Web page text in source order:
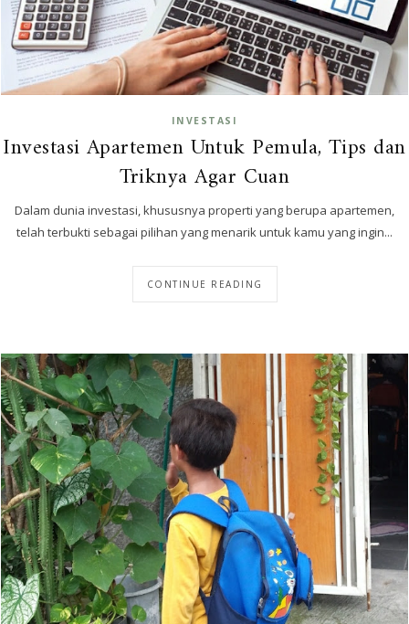
INVESTASI
Investasi Apartemen Untuk Pemula, Tips dan
Triknya Agar Cuan
Dalam dunia investasi, khususnya properti yang berupa apartemen,
telah terbukti sebagai pilihan yang menarik untuk kamu yang ingin...
CONTINUE READING